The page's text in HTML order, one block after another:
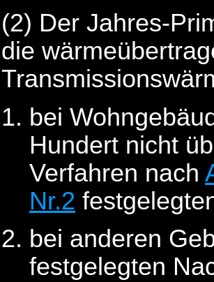
(2) Der Jahres-
die
bei
Hundert nicht
Verfahren nach
Nr.2
bei anderen
festgelegten